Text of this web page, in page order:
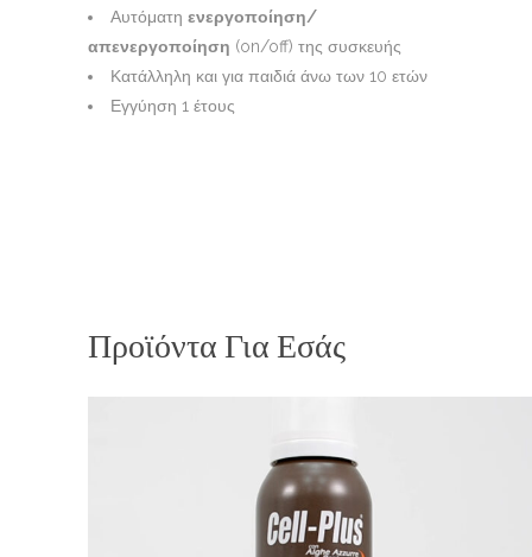
Αυτόματη ενεργοποίηση/
απενεργοποίηση (on/off) της συσκευής
Κατάλληλη και για παιδιά άνω των 10 ετών
Εγγύηση 1 έτους
Προϊόντα Για Εσάς